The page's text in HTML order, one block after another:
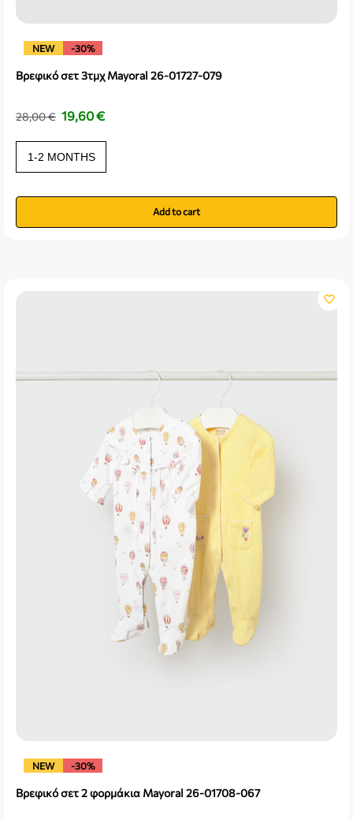
NEW -30%
Βρεφικό σετ 3τμχ Mayoral 26-01727-079
28,00€ 19,60€
1-2 MONTHS
Add to cart
NEW -30%
Βρεφικό σετ 2 φορμάκια Mayoral 26-01708-067